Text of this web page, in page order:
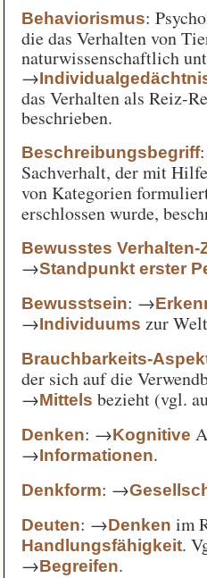
Behaviorismus:
die das Verhalten von
naturwissenschaftlich
→
das Verhalten als Reiz-
beschrieben.
Beschreibungsbegriff
Sachverhalt, der mit
von Kategorien
erschlossen wurde,
Bewusstes Verhalten-
→Standpunkt erster
Bewusstsein: →
→Individuums zur
Brauchbarkeits-
der sich auf die
→Mittels bezieht (vgl.
Denken: →Kognitive
→Informationen.
Denkform: →
Deuten: →Denken im
Handlungsfähigkeit.
→Begreifen.